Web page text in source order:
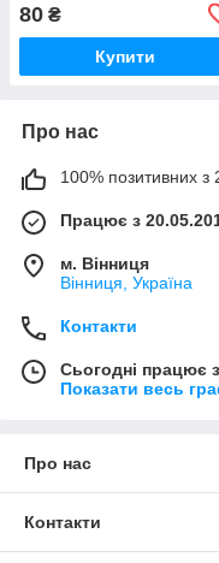
80 ₴
Купити
Про нас
100% позитивних з
Працює з
м. Вінниця
Вінниця, Україна
Контакти
Сьогодні працює
Показати весь
Про нас
Контакти